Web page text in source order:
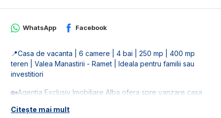
WhatsApp Facebook
📍Casa de vacanta | 6 camere | 4 bai | 250 mp | 400 mp
teren | Valea Manastirii - Ramet | Ideala pentru familii sau
investitiori
🏡Agentia Exclusiv Imobiliare Alba ofera spre vanzare casa
Casa este la 3 minute de manastirea de la Ramet. Dispune de
Citește mai mult